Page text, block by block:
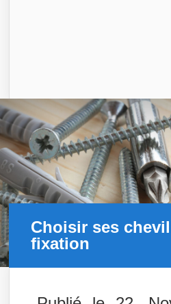
Choisir ses
fixation